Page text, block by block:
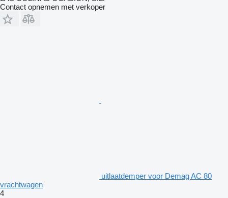
Contact opnemen met verkoper
uitlaatdemper voor Demag AC 80
vrachtwagen
4